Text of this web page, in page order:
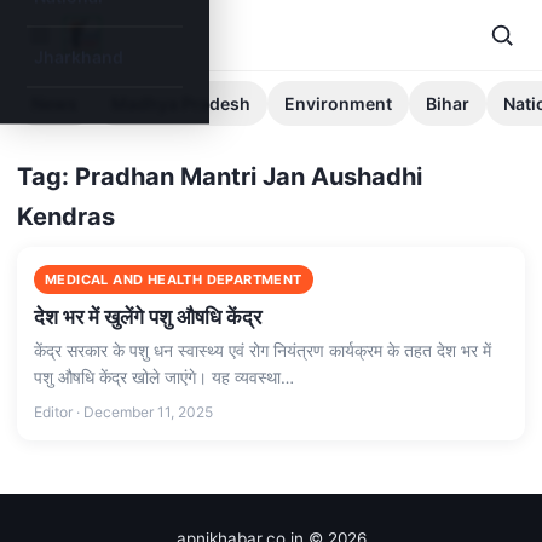
Madhya Pradesh Environment Bihar
Tag: Pradhan Mantri Jan Aushadhi
Kendras
MEDICAL AND HEALTH DEPARTMENT
देश भर में खुलेंगे पशु औषधि केंद्र
केंद्र सरकार के पशु धन स्वास्थ्य एवं रोग नियंत्रण कार्यक्रम के तहत देश भर में
पशु औषधि केंद्र खोले जाएंगे। यह व्यवस्था…
Editor · December 11, 2025